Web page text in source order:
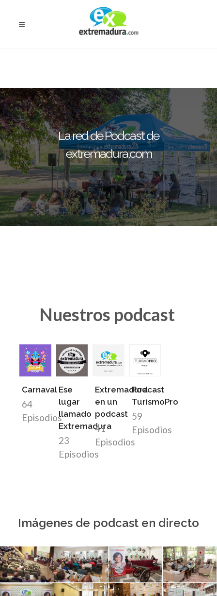
La red de Podcast de
extremadura.com
Nuestros podcast
Carnaval
64
Episodios
Ese
lugar
llamado
Extremadura
23
Episodios
Extremadura
en un
podcast
41
Episodios
Podcast
TurismoPro
59
Episodios
Imágenes de podcast en directo